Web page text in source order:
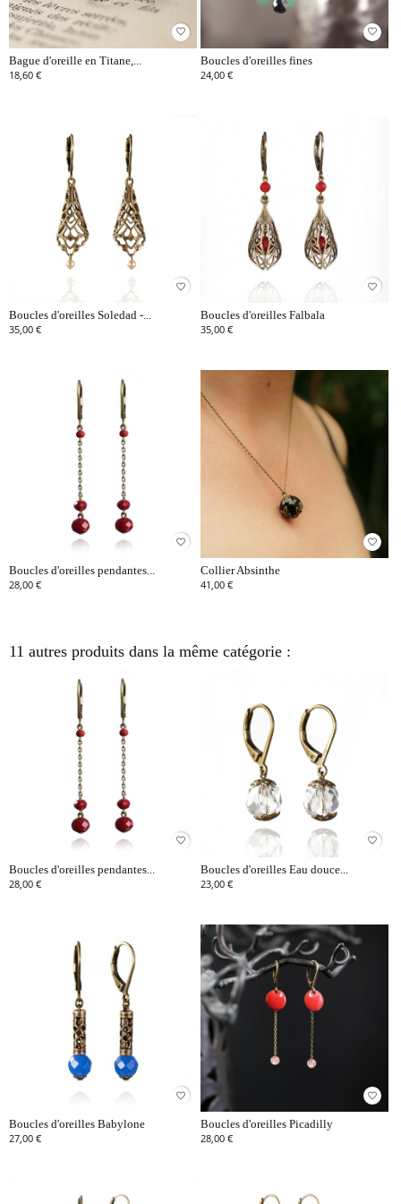
favorite_border
Bague d'oreille en Titane,...
18,60 €
favorite_border
Boucles d'oreilles fines
24,00 €
favorite_border
Boucles d'oreilles Soledad -...
35,00 €
favorite_border
Boucles d'oreilles Falbala
35,00 €
favorite_border
Boucles d'oreilles pendantes...
28,00 €
favorite_border
Collier Absinthe
41,00 €
11 autres produits dans la même catégorie :
favorite_border
Boucles d'oreilles pendantes...
28,00 €
favorite_border
Boucles d'oreilles Eau douce...
23,00 €
favorite_border
Boucles d'oreilles Babylone
27,00 €
favorite_border
Boucles d'oreilles Picadilly
28,00 €